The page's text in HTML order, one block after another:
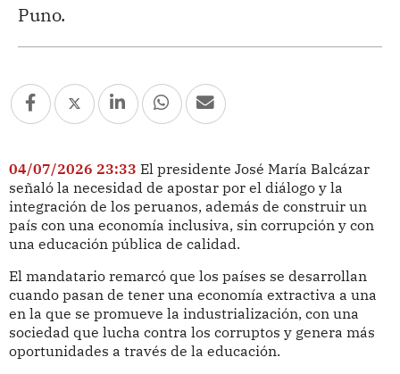
Puno.
04/07/2026 23:33 El presidente José María Balcázar
señaló la necesidad de apostar por el diálogo y la
integración de los peruanos, además de construir un
país con una economía inclusiva, sin corrupción y con
una educación pública de calidad.
El mandatario remarcó que los países se desarrollan
cuando pasan de tener una economía extractiva a una
en la que se promueve la industrialización, con una
sociedad que lucha contra los corruptos y genera más
oportunidades a través de la educación.